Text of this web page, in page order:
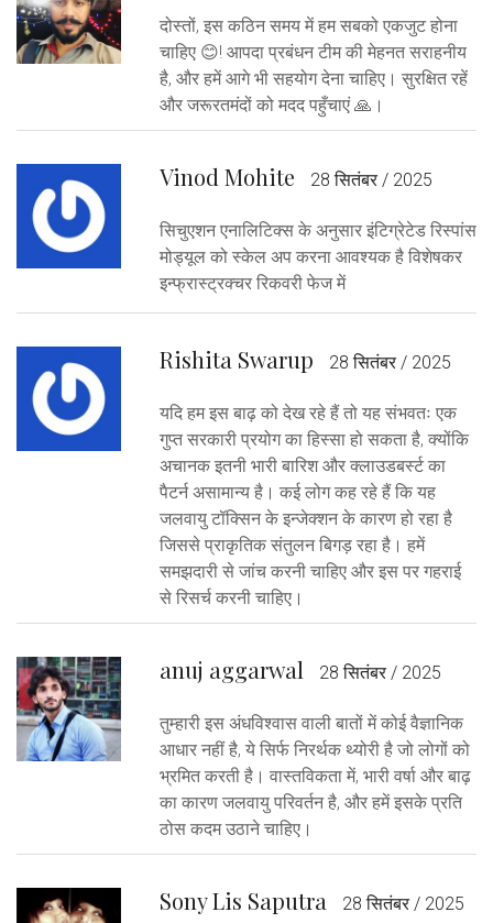
दोस्तों, इस कठिन समय में हम सबको एकजुट होना
चाहिए 😊! आपदा प्रबंधन टीम की मेहनत सराहनीय
है, और हमें आगे भी सहयोग देना चाहिए। सुरक्षित रहें
और जरूरतमंदों को मदद पहुँचाएं 🙏।
Vinod Mohite 28 सितंबर / 2025
सिचुएशन एनालिटिक्स के अनुसार इंटिग्रेटेड रिस्पांस
मोड्यूल को स्केल अप करना आवश्यक है विशेषकर
इन्फ्रास्ट्रक्चर रिकवरी फेज में
Rishita Swarup 28 सितंबर / 2025
यदि हम इस बाढ़ को देख रहे हैं तो यह संभवतः एक
गुप्त सरकारी प्रयोग का हिस्सा हो सकता है, क्योंकि
अचानक इतनी भारी बारिश और क्लाउडबर्स्ट का
पैटर्न असामान्य है। कई लोग कह रहे हैं कि यह
जलवायु टॉक्सिन के इन्जेक्शन के कारण हो रहा है
जिससे प्राकृतिक संतुलन बिगड़ रहा है। हमें
समझदारी से जांच करनी चाहिए और इस पर गहराई
से रिसर्च करनी चाहिए।
anuj aggarwal 28 सितंबर / 2025
तुम्हारी इस अंधविश्वास वाली बातों में कोई वैज्ञानिक
आधार नहीं है, ये सिर्फ निरर्थक थ्योरी है जो लोगों को
भ्रमित करती है। वास्तविकता में, भारी वर्षा और बाढ़
का कारण जलवायु परिवर्तन है, और हमें इसके प्रति
ठोस कदम उठाने चाहिए।
Sony Lis Saputra 28 सितंबर / 2025